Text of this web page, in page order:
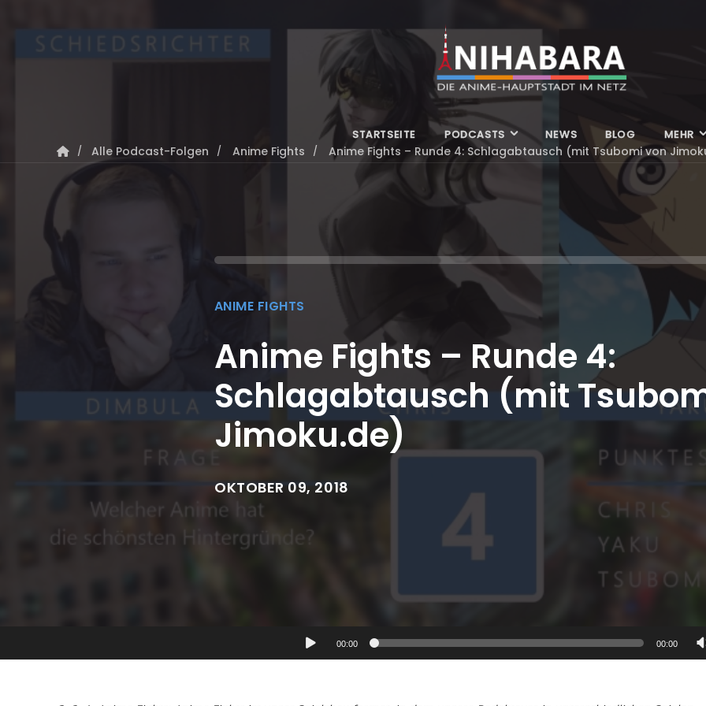
STARTSEITE PODCASTS NEWS BLOG MEHR
Alle Podcast-Folgen Anime Fights Anime Fights – Runde 4: Schlagabtausch (mit Tsubomi von
ANIME FIGHTS
Anime Fights – Runde 4:
Schlagabtausch (mit
Jimoku.de)
OKTOBER 09, 2018
Audio-
Player
00:00 00:00